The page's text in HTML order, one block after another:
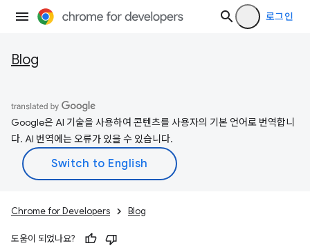
로그인
Blog
Google은 AI 기술을 사용하여 콘텐츠를 사용자의 기본 언어로 번역합니
다. AI 번역에는 오류가 있을 수 있습니다.
Chrome for Developers Blog
도움이 되었나요?